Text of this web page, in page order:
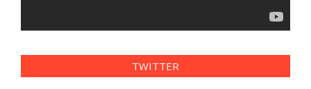
TWITTER